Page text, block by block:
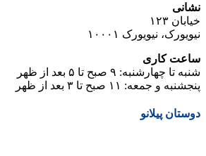
نشانی
خیابان ۱۲۳
نیویورک، نیویورک ۱۰۰۰۱
ساعت کاری
شنبه تا چهارشنبه: ۹ صبح تا ۵ بعد از ظهر
پنجشنبه و جمعه: ۱۱ صبح تا ۳ بعد از ظهر
دوستان پیلانو